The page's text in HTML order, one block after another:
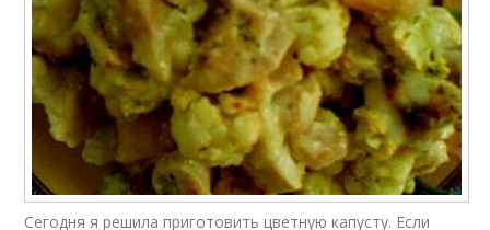
Сегодня я решила приготовить цветную капусту. Если